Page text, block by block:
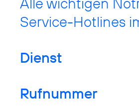
Service-Hotlines
Dienst
Rufnummer